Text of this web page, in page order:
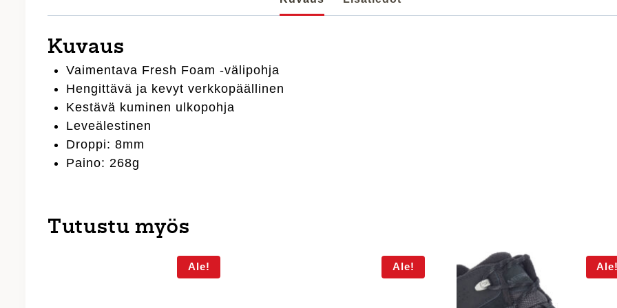
Kuvaus
Vaimentava Fresh Foam -välipohja
Hengittävä ja kevyt verkkopäällinen
Kestävä kuminen ulkopohja
Leveälestinen
Droppi: 8mm
Paino: 268g
Tutustu myös
Ale! Ale!